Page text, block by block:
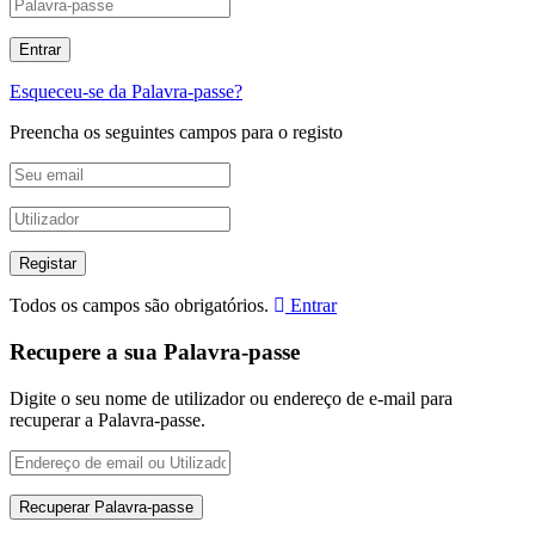
Esqueceu-se da Palavra-passe?
Preencha os seguintes campos para o registo
Todos os campos são obrigatórios. Entrar
Recupere a sua Palavra-passe
Digite o seu nome de utilizador ou endereço de e-mail para
recuperar a Palavra-passe.